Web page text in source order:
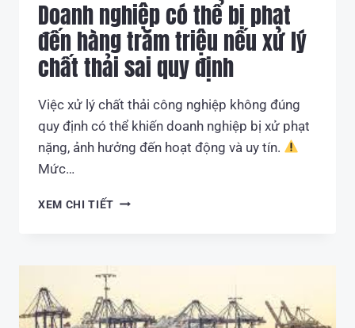
Doanh nghiệp có thể bị phạt
đến hàng trăm triệu nếu xử lý
chất thải sai quy định
Việc xử lý chất thải công nghiệp không đúng
quy định có thể khiến doanh nghiệp bị xử phạt
nặng, ảnh hưởng đến hoạt động và uy tín.
Mức…
XEM CHI TIẾT DOANH
BỊ
ĐẾN
HÀNG